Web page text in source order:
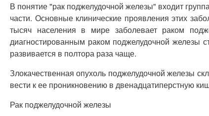
В понятие "рак поджелудочной железы" входит
части. Основные клинические проявления этих
тысяч населения в мире заболевает раком
диагностированным раком поджелудочной железы
развивается в полтора раза чаще.
Злокачественная опухоль поджелудочной железы
вести к ее проникновению в двенадцатиперстную
Рак поджелудочной железы